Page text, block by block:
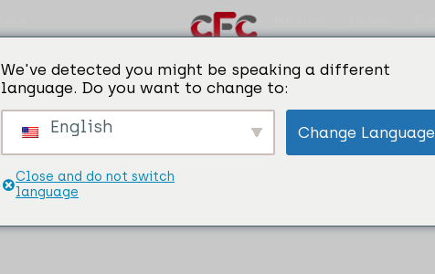
Categories:KALIP AYRIŞTIRICI
We've detected you might be speaking a different
language. Do you want to change to:
English Change Language
Close and do not switch
language